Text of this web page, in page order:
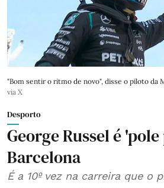
"Bom sentir o ritmo de novo", disse o piloto da
via X
Desporto
George Russel é
Barcelona
É a 10º vez na carreira que o